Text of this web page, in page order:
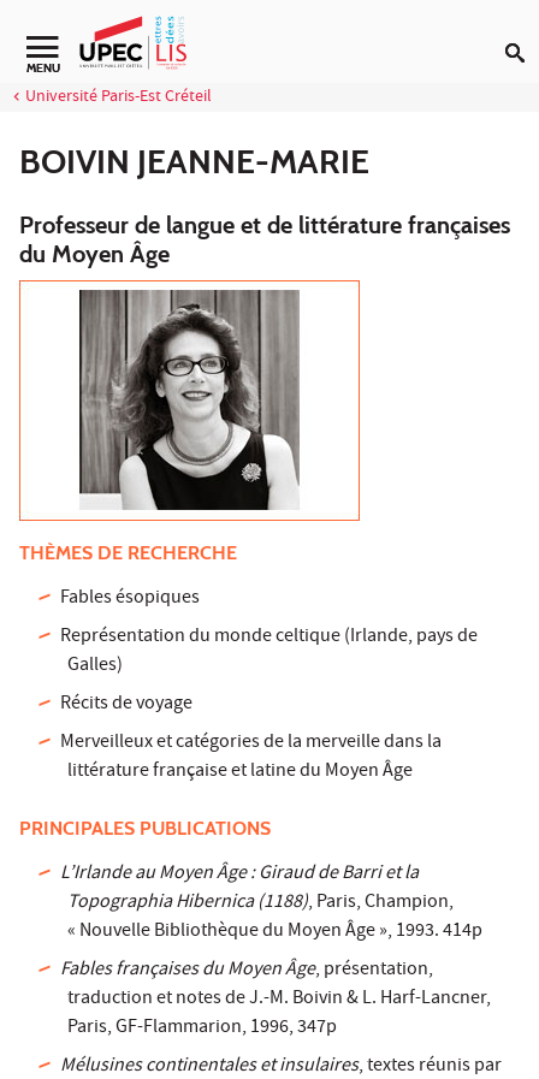
Aller au contenu
Navigation secondaire
MENU
Université Paris-Est Créteil
BOIVIN JEANNE-MARIE
Professeur de langue et de littérature françaises
du Moyen Âge
THÈMES DE RECHERCHE
Fables ésopiques
Représentation du monde celtique (Irlande, pays de
Galles)
Récits de voyage
Merveilleux et catégories de la merveille dans la
littérature française et latine du Moyen Âge
PRINCIPALES PUBLICATIONS
L’Irlande au Moyen Âge : Giraud de Barri et la
Topographia Hibernica (1188), Paris, Champion,
« Nouvelle Bibliothèque du Moyen Âge », 1993. 414p
Fables françaises du Moyen Âge, présentation,
traduction et notes de J.-M. Boivin & L. Harf-Lancner,
Paris, GF-Flammarion, 1996, 347p
Mélusines continentales et insulaires, textes réunis par